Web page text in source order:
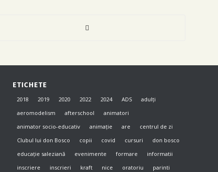
ETICHETE
2018 2019 2020 2022 2024 ADS
adulți
aeromodelism
afterschool
animatori
animator socio-educativ
animație are
centrul de zi
Clubul lui don Bosco
copii covid cursuri
don bosco
educație saleziană
evenimente formare
informatii
inscriere
inscrieri kraft nice oratoriu parinti